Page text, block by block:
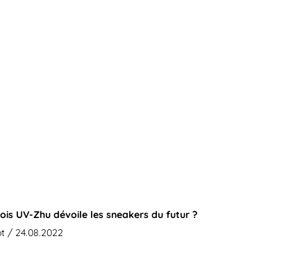
UV-Zhu dévoile les sneakers du futur ?
/ 24.08.2022